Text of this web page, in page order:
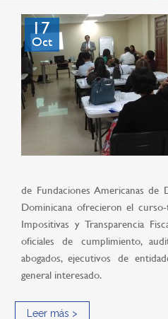
17
Oct
de Fundaciones Americanas
Dominicana ofrecieron el curso-
Impositivas y Transparencia
oficiales de cumplimiento,
abogados, ejecutivos de
general interesado.
Leer más >